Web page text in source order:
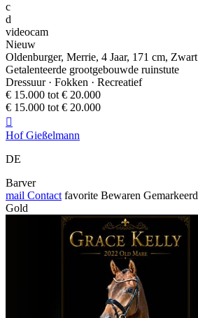
c
d
videocam
Nieuw
Oldenburger, Merrie, 4 Jaar, 171 cm, Zwart
Getalenteerde grootgebouwde ruinstute
Dressuur · Fokken · Recreatief
€ 15.000 tot € 20.000
€ 15.000 tot € 20.000

Hof Gießelmann
DE
Barver
mail Contact favorite Bewaren Gemarkeerd
Gold